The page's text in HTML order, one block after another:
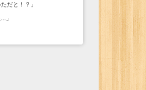
だと！？ 」
… 」